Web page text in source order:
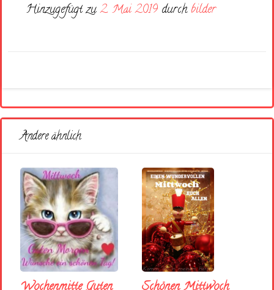
Hinzugefügt zu2. Mai 2019 durch bilder
Andere ähnlich